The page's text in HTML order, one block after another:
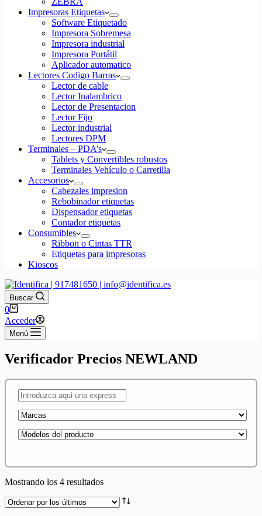
Impresoras Etiquetas
Software Etiquetado
Impresora Sobremesa
Impresora industrial
Impresora Portátil
Aplicador automatico
Lectores Codigo Barras
Lector de cable
Lector Inalambrico
Lector de Presentacion
Lector Fijo
Lector industrial
Lectores DPM
Terminales – PDA’s
Tablets y Convertibles robustos
Terminales Vehículo o Carretilla
Accesorios
Cabezales impresion
Rebobinador etiquetas
Dispensador etiquetas
Contador etiquetas
Consumibles
Ribbon o Cintas TTR
Etiquetas para impresoras
Kioscos
Buscar
Carro
de
compra
0
Acceder
Menú
Verificador Precios NEWLAND
Mostrando los 4 resultadosOrdenado
los